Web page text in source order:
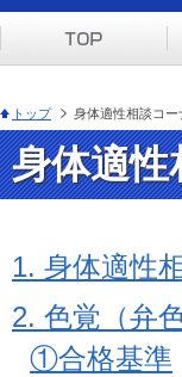
トップ 身体適性相談コー
身体適性
1. 身体適性
2. 色覚（弁
①合格基準